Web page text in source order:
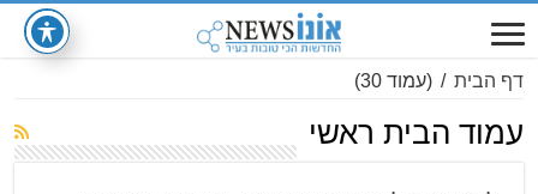
דף הבית / (עמוד 30)
עמוד הבית ראשי